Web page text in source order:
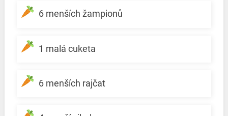
6 menších žampionů
1 malá cuketa
6 menších rajčat